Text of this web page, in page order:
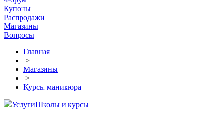
Купоны
Распродажи
Магазины
Вопросы
Главная
>
Магазины
>
Курсы маникюра
УслугиШколы и курсы